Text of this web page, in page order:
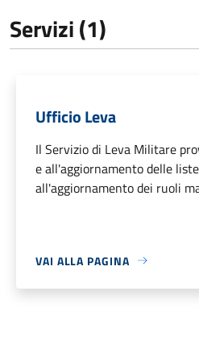
Servizi (1)
Ufficio Leva
Il Servizio di Leva Militare
e all'aggiornamento delle
all'aggiornamento dei ruoli
VAI ALLA PAGINA